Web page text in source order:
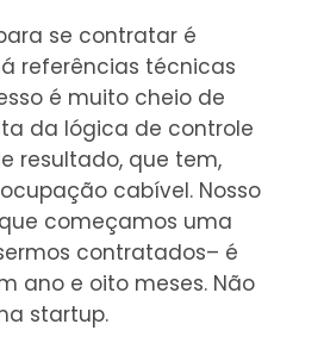
se contratar é
referências técnicas
é muito cheio de
da lógica de controle
resultado, que tem,
cabível. Nosso
começamos uma
contratados– é
ano e oito meses. Não
startup.